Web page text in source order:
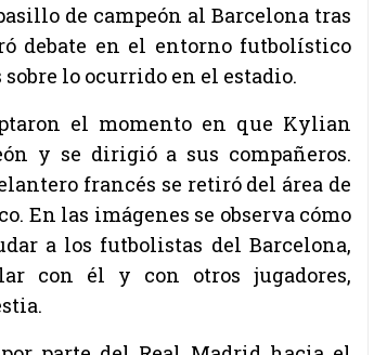
de campeón al Barcelona tras
debate en el entorno futbolístico
lo ocurrido en el estadio.
el momento en que Kylian
y se dirigió a sus compañeros.
francés se retiró del área de
En las imágenes se observa cómo
a los futbolistas del Barcelona,
con él y con otros jugadores,